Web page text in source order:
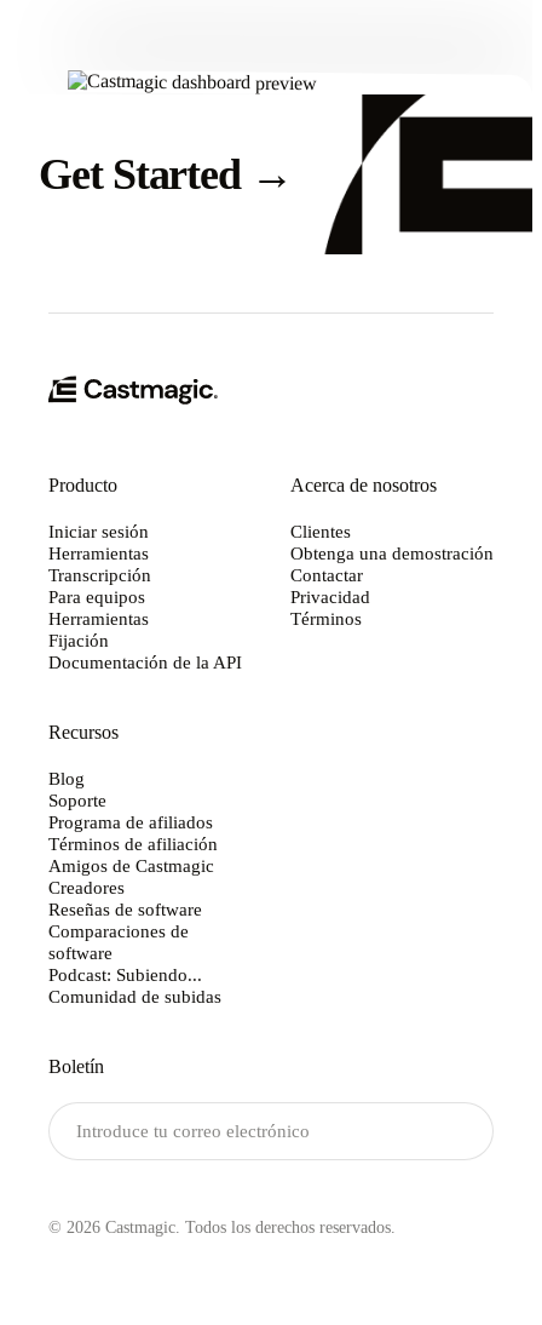
Get Started →
Producto
Iniciar sesión
Herramientas
Transcripción
Para equipos
Herramientas
Fijación
Documentación de la API
Acerca de nosotros
Clientes
Obtenga una demostración
Contactar
Privacidad
Términos
Recursos
Blog
Soporte
Programa de afiliados
Términos de afiliación
Amigos de Castmagic
Creadores
Reseñas de software
Comparaciones de
software
Podcast: Subiendo...
Comunidad de subidas
Boletín
© 2026 Castmagic. Todos los derechos reservados.